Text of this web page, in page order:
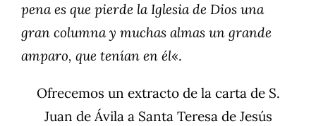
pena es que pierde la Iglesia de Dios una
gran columna y muchas almas un grande
amparo, que tenían en él«.
Ofrecemos un extracto de la carta de S.
Juan de Ávila a Santa Teresa de Jesús